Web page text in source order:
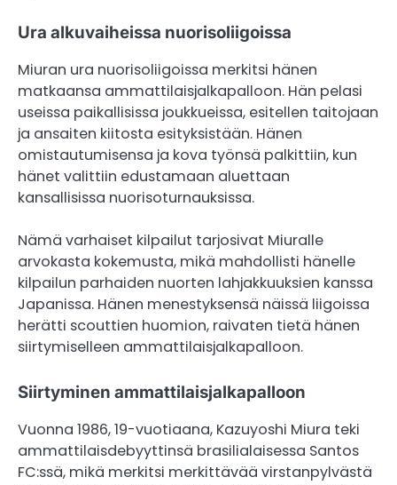
Ura alkuvaiheissa nuorisoliigoissa
Miuran ura nuorisoliigoissa merkitsi hänen
matkaansa ammattilaisjalkapalloon. Hän pelasi
useissa paikallisissa joukkueissa, esitellen taitojaan
ja ansaiten kiitosta esityksistään. Hänen
omistautumisensa ja kova työnsä palkittiin, kun
hänet valittiin edustamaan aluettaan
kansallisissa nuorisoturnauksissa.
Nämä varhaiset kilpailut tarjosivat Miuralle
arvokasta kokemusta, mikä mahdollisti hänelle
kilpailun parhaiden nuorten lahjakkuuksien kanssa
Japanissa. Hänen menestyksensä näissä liigoissa
herätti scouttien huomion, raivaten tietä hänen
siirtymiselleen ammattilaisjalkapalloon.
Siirtyminen ammattilaisjalkapalloon
Vuonna 1986, 19-vuotiaana, Kazuyoshi Miura teki
ammattilaisdebyyttinsä brasilialaisessa Santos
FC:ssä, mikä merkitsi merkittävää virstanpylvästä